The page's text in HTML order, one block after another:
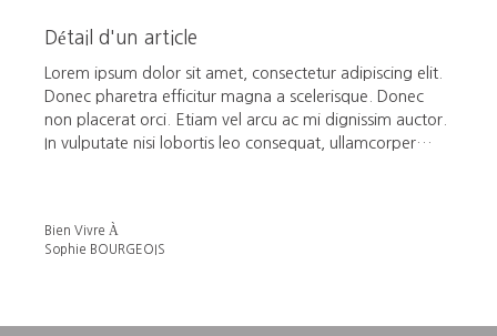
Détail d'un article
Lorem ipsum dolor sit amet, consectetur adipiscing elit.
Donec pharetra efficitur magna a scelerisque. Donec
non placerat orci. Etiam vel arcu ac mi dignissim auctor.
In vulputate nisi lobortis leo consequat, ullamcorper
rhoncus velit laoreet non.
Bien Vivre À
Sophie BOURGEOIS